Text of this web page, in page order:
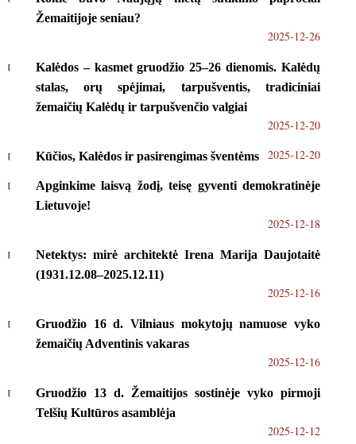
Žemaitijoje seniau?
2025-12-26
Kalėdos – kasmet gruodžio 25–26 dienomis. Kalėdų
stalas, orų spėjimai, tarpušventis, tradiciniai
žemaičių Kalėdų ir tarpušvenčio valgiai
2025-12-20
Kūčios, Kalėdos ir pasirengimas šventėms 2025-12-20
Apginkime laisvą žodį, teisę gyventi demokratinėje
Lietuvoje!
2025-12-18
Netektys: mirė architektė Irena Marija Daujotaitė
(1931.12.08–2025.12.11)
2025-12-16
Gruodžio 16 d. Vilniaus mokytojų namuose vyko
žemaičių Adventinis vakaras
2025-12-16
Gruodžio 13 d. Žemaitijos sostinėje vyko pirmoji
Telšių Kultūros asamblėja
2025-12-12